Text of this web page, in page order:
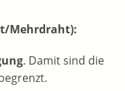
Mehrdraht):
. Damit sind die